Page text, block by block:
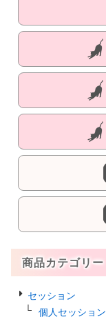
商品カテゴリー
セッション
個人セッション